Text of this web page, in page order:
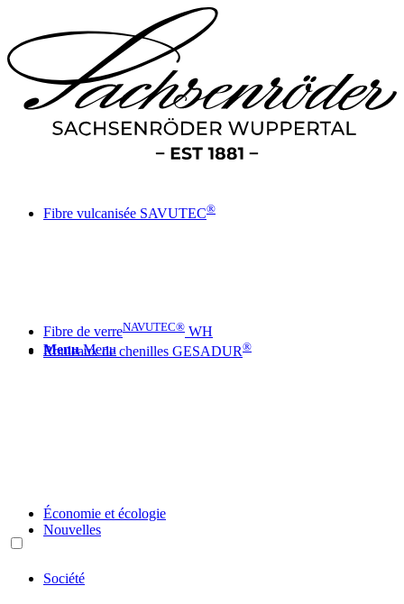
Menu Menu
Fibre vulcanisée SAVUTEC®
Fibre de verreNAVUTEC® WH
Rouleaux de chenilles GESADUR®
Économie et écologie
Nouvelles
Société